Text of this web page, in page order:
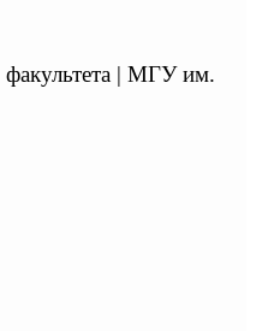
факультета | МГУ им.